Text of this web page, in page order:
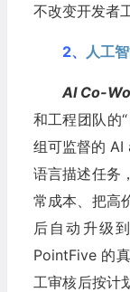
不改变开发者
2、 人工
AI Co-
和工程团队的
组可监督的 AI
语言描述任务
常成本、把高
后自动升级
PointFive 的
工审核后按计